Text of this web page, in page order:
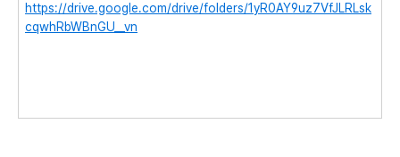
https://drive.google.com/drive/folders/1yR0AY9uz7VfJLRLsk
cqwhRbWBnGU__vn